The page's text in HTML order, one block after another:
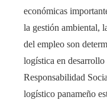
económicas
la gestión ambiental,
del empleo son
logística en
Responsabilidad
logístico panameño